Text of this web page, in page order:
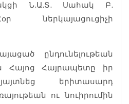
Ն.Ա.Տ. Սահակ Բ.
ներկայացուցիչի
ընդունելութեան
Հայոց Հայրապետը իր
երիտասարդ
ու նուիրումին